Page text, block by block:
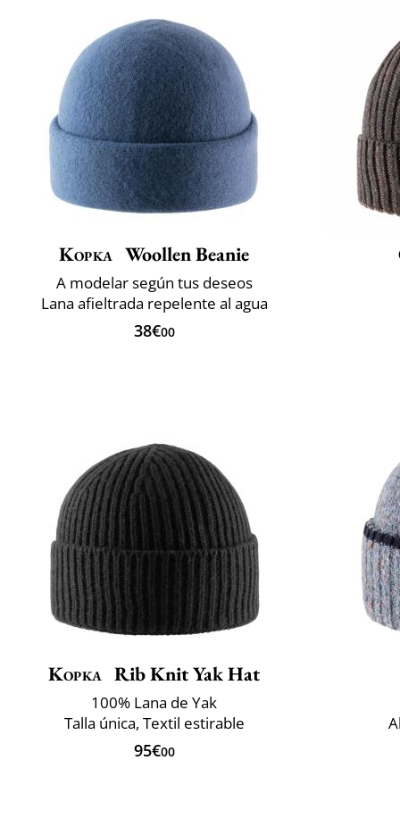
Kopka Woollen Beanie
A modelar según tus deseos
Lana afieltrada repelente al agua
38€00
Kopka Rib Knit Yak Hat
100% Lana de Yak
Talla única, Textil estirable
95€00